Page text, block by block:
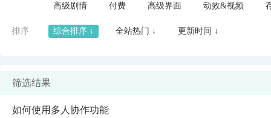
高级剧情 付费 高级界面 动效&视频
排序 综合排序 ↓ 全站热门 ↓ 更新时间 ↓
筛选结果
如何使用多人协作功能